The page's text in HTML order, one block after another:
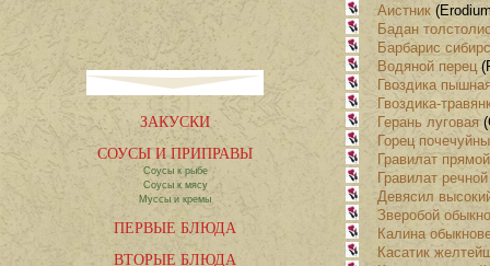
Аистник
Бадан
Барбарис
Водяной перец
Гвоздика
Гвоздика-
Герань луговая
Горец
Гравилат прямой
Гравилат речной
Девясил
Зверобой
Калина
Касатик
ЗАКУСКИ
СОУСЫ И ПРИПРАВЫ
Соусы к рыбе
Соусы к мясу
Муссы и кремы
ПЕРВЫЕ БЛЮДА
ВТОРЫЕ БЛЮДА